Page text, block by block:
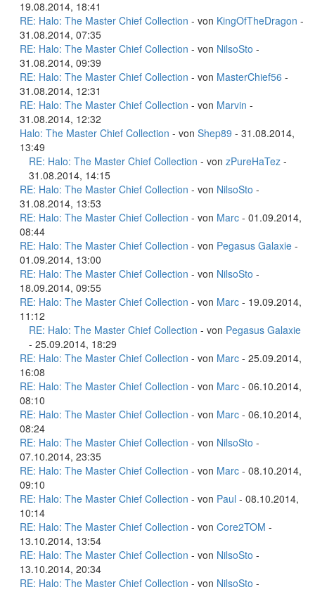
19.08.2014, 18:41
RE: Halo: The Master Chief Collection - von KingOfTheDragon -
31.08.2014, 07:35
RE: Halo: The Master Chief Collection - von NilsoSto -
31.08.2014, 09:39
RE: Halo: The Master Chief Collection - von MasterChief56 -
31.08.2014, 12:31
RE: Halo: The Master Chief Collection - von Marvin -
31.08.2014, 12:32
Halo: The Master Chief Collection - von Shep89 - 31.08.2014,
13:49
RE: Halo: The Master Chief Collection - von zPureHaTez -
31.08.2014, 14:15
RE: Halo: The Master Chief Collection - von NilsoSto -
31.08.2014, 13:53
RE: Halo: The Master Chief Collection - von Marc - 01.09.2014,
08:44
RE: Halo: The Master Chief Collection - von Pegasus Galaxie -
01.09.2014, 13:00
RE: Halo: The Master Chief Collection - von NilsoSto -
18.09.2014, 09:55
RE: Halo: The Master Chief Collection - von Marc - 19.09.2014,
11:12
RE: Halo: The Master Chief Collection - von Pegasus Galaxie
- 25.09.2014, 18:29
RE: Halo: The Master Chief Collection - von Marc - 25.09.2014,
16:08
RE: Halo: The Master Chief Collection - von Marc - 06.10.2014,
08:10
RE: Halo: The Master Chief Collection - von Marc - 06.10.2014,
08:24
RE: Halo: The Master Chief Collection - von NilsoSto -
07.10.2014, 23:35
RE: Halo: The Master Chief Collection - von Marc - 08.10.2014,
09:10
RE: Halo: The Master Chief Collection - von Paul - 08.10.2014,
10:14
RE: Halo: The Master Chief Collection - von Core2TOM -
13.10.2014, 13:54
RE: Halo: The Master Chief Collection - von NilsoSto -
13.10.2014, 20:34
RE: Halo: The Master Chief Collection - von NilsoSto -